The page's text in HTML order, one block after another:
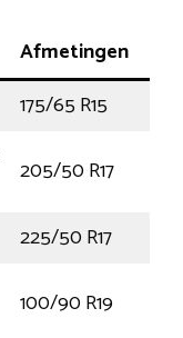
Afmetingen
175/65 R15
205/50 R17
225/50 R17
100/90 R19